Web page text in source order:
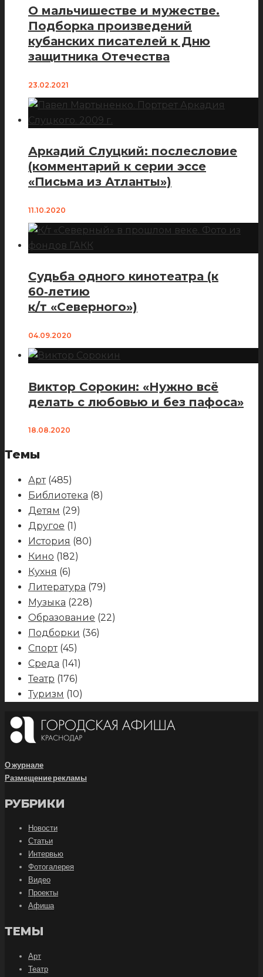
О мальчишестве и мужестве.
Подборка произведений
кубанских писателей к Дню
защитника Отечества
23.02.2021
Аркадий Слуцкий: послесловие
(комментарий к серии эссе
«Письма из Атланты»)
11.10.2020
Судьба одного кинотеатра (к
60‑летию
к/т «Северного»)
04.09.2020
Виктор Сорокин: «Нужно всё
делать с любовью и без пафоса»
18.08.2020
Темы
Арт(485)
Библиотека (8)
Детям (29)
Другое (1)
История (80)
Кино (182)
Кухня (6)
Литература (79)
Музыка (228)
Образование (22)
Подборки (36)
Спорт(45)
Среда (141)
Театр (176)
Туризм (10)
О журнале
Размещение рекламы
РУБРИКИ
Новости
Статьи
Интервью
Фотогалерея
Видео
Проекты
Афиша
ТЕМЫ
Арт
Театр